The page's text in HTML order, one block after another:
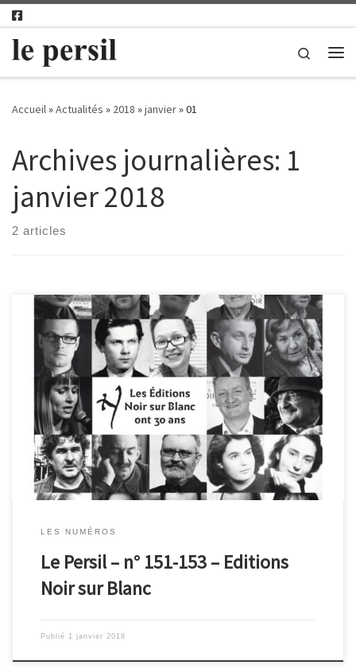
Passer au contenu
Search
Accueil»Actualités » 2018 »janvier»01
Archives journalières: 1
janvier 2018
2 articles
Journal inédit, le persil est à la fois parole et silence. Ce numéro
triple présente les textes de 30 auteur·es du catalogue des
Editions Noir sur Blanc, fondées il y a trente ans à Montricher par
Vera et Jan Michalski pour créer des passerelles entre es cultures
et les peuples […]
LES NUMÉROS
Le Persil – n° 151-153 – Editions
Noir sur Blanc
Publié 1 janvier 2018